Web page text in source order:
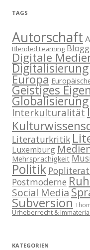
TAGS
Autorschaft
Blended Learning
Digitale
Digitalisierung
Europa
Geistiges
Globalisierung
Interkulturalität
Literaturkritik
Luxemburg
Mehrsprachigkeit
Politik
Postmoderne
Social Media
Subversion
Urheberrecht &
KATEGORIEN